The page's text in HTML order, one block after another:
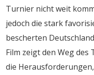
Turnier nicht weit
jedoch die stark
bescherten
Film zeigt den Weg
die